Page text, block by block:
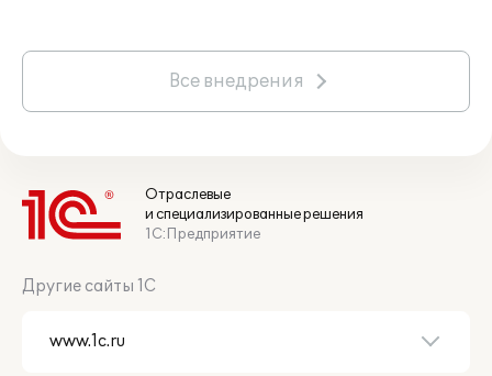
Все внедрения
Отраслевые
и специализированные решения
1С:Предприятие
Другие сайты 1С